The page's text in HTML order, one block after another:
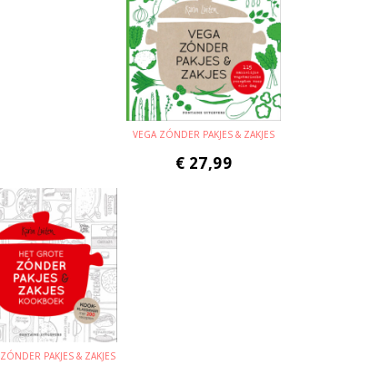
VEGA ZÓNDER PAKJES & ZAKJES
€ 27,99
PAKJES & ZAKJES